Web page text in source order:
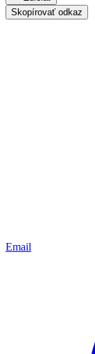
Skopírovať odkaz
Email